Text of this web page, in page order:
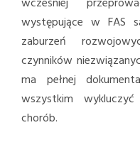
występujące w FAS
zaburzeń
czynników
ma pełnej
wszystkim
chorób.